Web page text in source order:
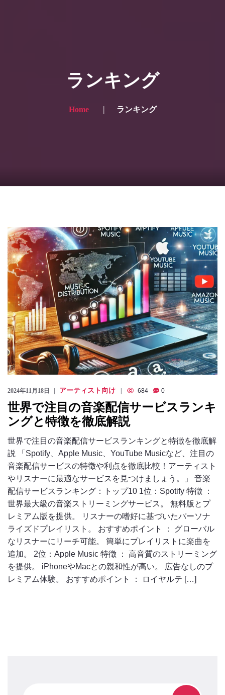
プランと価格
のっくん
お客様の声
お問い合わせ
ランキング
Home ランキング
2024年11月18日 アーティスト向け 684 0
世界で注目の音楽配信サービスランキ
ングと特徴を徹底解説
世界で注目の音楽配信サービスランキングと特徴を徹底解
説 「Spotify、Apple Music、YouTube Musicなど、注目の
音楽配信サービスの特徴や利点を徹底比較！アーティスト
やリスナーに最適なサービスを見つけましょう。」 音楽
配信サービスランキング：トップ10 1位：Spotify 特徴 ：
世界最大級の音楽ストリーミングサービス。 無料版とプ
レミアム版を提供。 リスナーの嗜好に基づいたパーソナ
ライズドプレイリスト。 おすすめポイント ： グローバル
なリスナーにリーチ可能。 簡単にプレイリストに楽曲を
追加。 2位：Apple Music 特徴 ： 高音質のストリーミング
を提供。 iPhoneやMacとの親和性が高い。 広告なしのプ
レミアム体験。 おすすめポイント ： ロイヤルテ […]